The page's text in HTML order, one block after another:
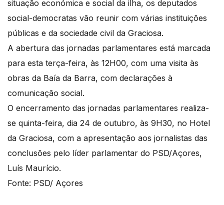
situação económica e social da ilha, os deputados
social-democratas vão reunir com várias instituições
públicas e da sociedade civil da Graciosa.
A abertura das jornadas parlamentares está marcada
para esta terça-feira, às 12H00, com uma visita às
obras da Baía da Barra, com declarações à
comunicação social.
O encerramento das jornadas parlamentares realiza-
se quinta-feira, dia 24 de outubro, às 9H30, no Hotel
da Graciosa, com a apresentação aos jornalistas das
conclusões pelo líder parlamentar do PSD/Açores,
Luís Maurício.
Fonte: PSD/ Açores